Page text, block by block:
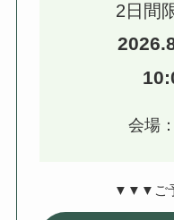
2日間
会場
▼▼▼ご